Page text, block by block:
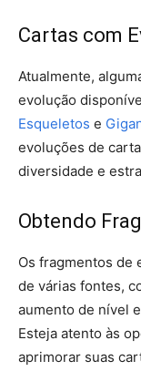
Cartas com
Atualmente,
evolução
Esqueletos e
evoluções de
diversidade e
Obtendo
Os fragmentos de
de várias fontes,
aumento de nível
Esteja atento às
aprimorar suas